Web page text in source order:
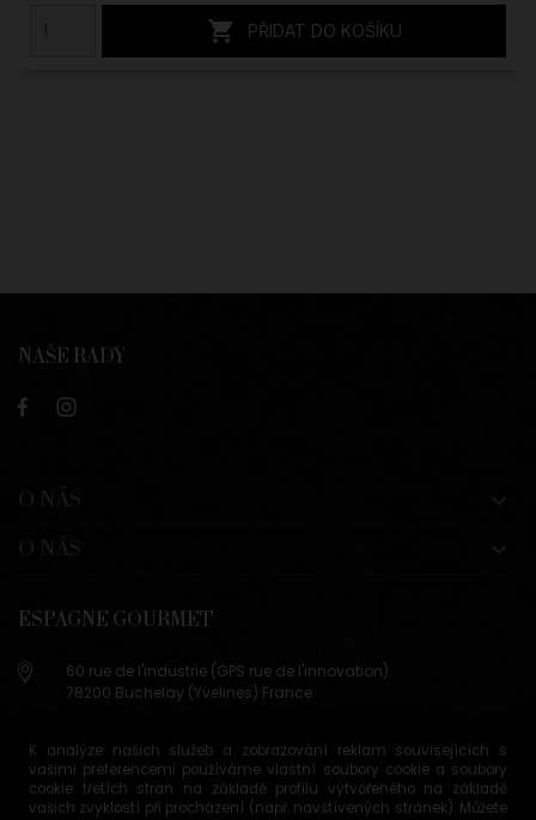
K analýze našich služeb a zobrazování reklam souvisejících s
vašimi preferencemi používáme vlastní soubory cookie a soubory
cookie třetích stran na základě profilu vytvořeného na základě
vašich zvyklostí při procházení (např. navštívených stránek). Můžete
 PŘIDAT DO KOŠÍKU
NAŠE RADY
ESPAGNE GOURMET
60 rue de l'industrie (GPS rue de l'innovation)
78200 Buchelay (Yvelines) France
info@espagne-gourmet.com
78200 Buchelay (Yvelines) France